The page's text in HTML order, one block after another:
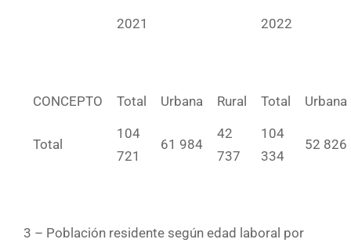
2021 2022
CONCEPTO Total Urbana Rural Total Urbana
Total
104
721
61 984
42
737
104
334
52 826
3 – Población residente según edad laboral por